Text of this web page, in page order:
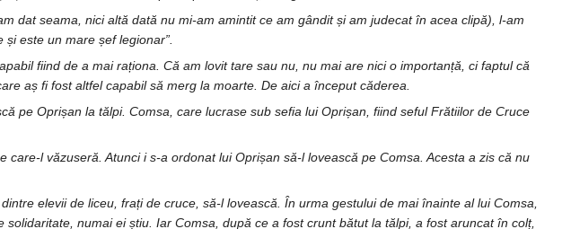
dat seama, nici altă dată nu mi-am amintit ce am gândit și am judecat în acea clipă), l-am
este un mare șef legionar”.
fiind de a mai raționa. Că am lovit tare sau nu, nu mai are nici o importanță, ci faptul că
aș fi fost altfel capabil să merg la moarte. De aici a început căderea.
pe Oprișan la tălpi. Comsa, care lucrase sub sefia lui Oprișan, fiind seful Frătiilor de Cruce
l văzuseră. Atunci i s-a ordonat lui Oprișan să-l lovească pe Comsa. Acesta a zis că nu
elevii de liceu, frați de cruce, să-l lovească. În urma gestului de mai înainte al lui Comsa,
numai ei știu. Iar Comsa, după ce a fost crunt bătut la tălpi, a fost aruncat în colț,